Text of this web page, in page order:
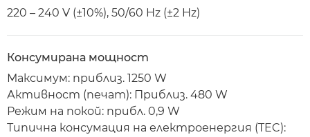
220 – 240 V (±10%), 50/60 Hz (±2 Hz)
Консумирана мощност
Максимум: приблиз. 1250 W
Активност (печат): Приблиз. 480 W
Режим на покой: прибл. 0,9 W
Типична консумация на електроенергия (TEC):